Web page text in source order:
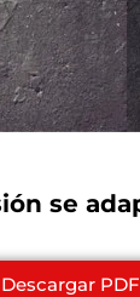
se
Descargar PDF